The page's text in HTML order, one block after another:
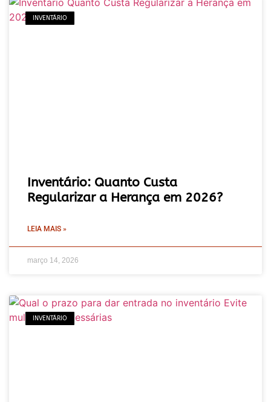
INVENTÁRIO
Inventário: Quanto Custa
Regularizar a Herança em 2026?
LEIA MAIS »
março 14, 2026
INVENTÁRIO